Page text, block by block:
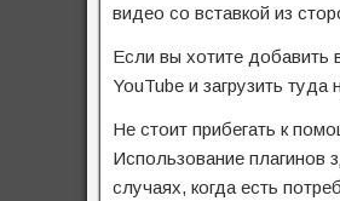
видео со вставкой из
Если вы хотите добавить
YouTube и загрузить
Не стоит прибегать к
Использование плагинов
случаях, когда есть